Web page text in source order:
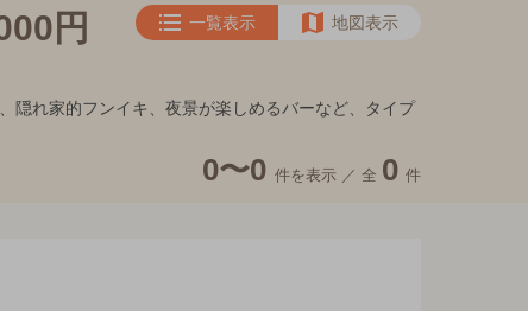
円
一覧表示 地図表示
隠れ家的フンイキ、夜景が楽しめるバーなど、タイプ
0〜0 件を表示 ／ 全 0 件